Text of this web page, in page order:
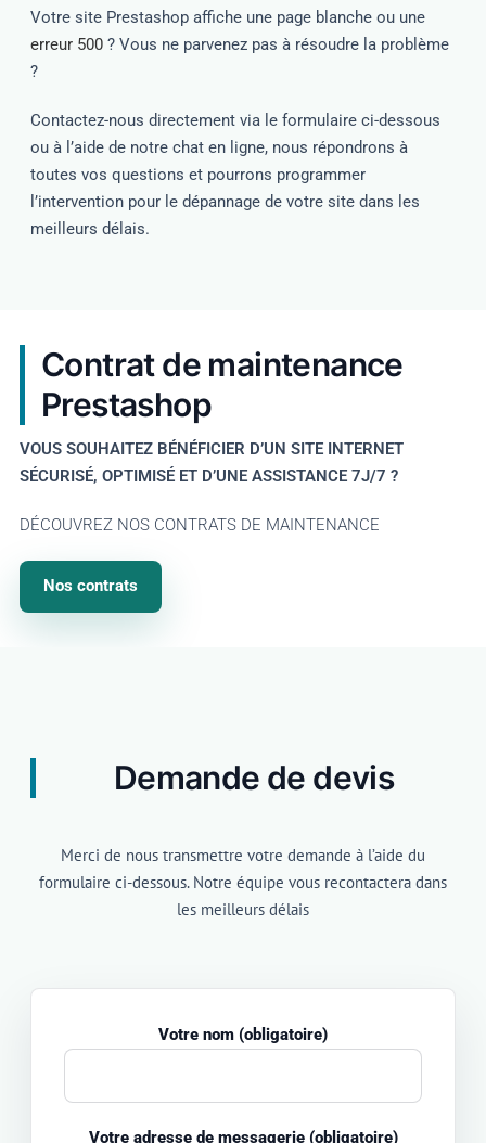
Votre site Prestashop affiche une page blanche ou une
erreur 500 ? Vous ne parvenez pas à résoudre la problème
?
Contactez-nous directement via le formulaire ci-dessous
ou à l’aide de notre chat en ligne, nous répondrons à
toutes vos questions et pourrons programmer
l’intervention pour le dépannage de votre site dans les
meilleurs délais.
Contrat de maintenance
Prestashop
VOUS SOUHAITEZ BÉNÉFICIER D’UN SITE INTERNET
SÉCURISÉ, OPTIMISÉ ET D’UNE ASSISTANCE 7J/7 ?
DÉCOUVREZ NOS CONTRATS DE MAINTENANCE
Nos contrats
Demande de devis
Merci de nous transmettre votre demande à l’aide du
formulaire ci-dessous. Notre équipe vous recontactera dans
les meilleurs délais
Votre nom (obligatoire)
Votre adresse de messagerie (obligatoire)